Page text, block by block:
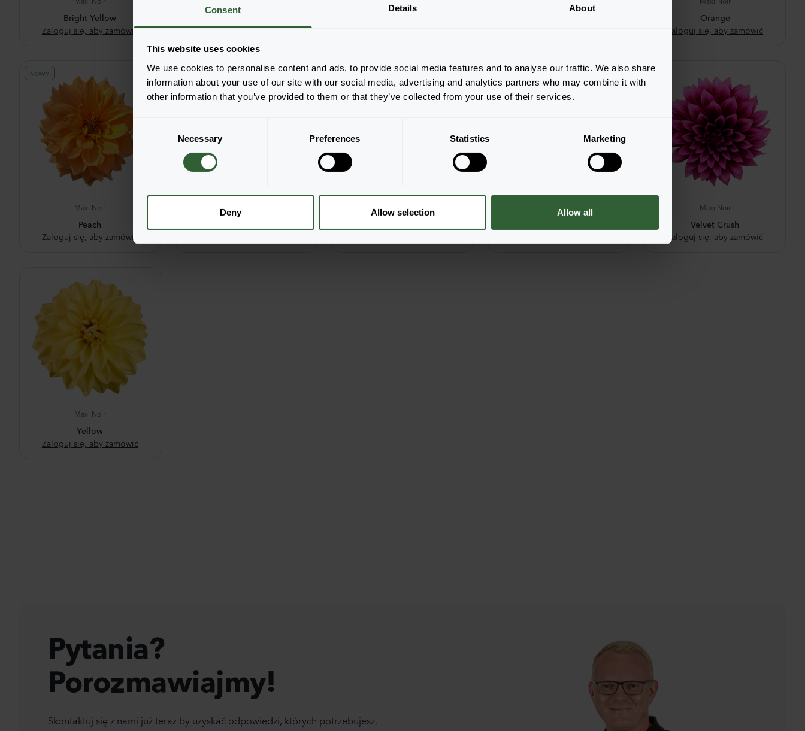
Consent Details About
This website uses cookies
We use cookies to personalise content and ads, to provide social media features and to analyse our traffic. We also share
information about your use of our site with our social media, advertising and analytics partners who may combine it with
other information that you’ve provided to them or that they’ve collected from your use of their services.
o
n
e
Necessary Preferences Statistics Marketing
Deny Allow selection Allow all
Bright Yellow
Zaloguj się, aby zamówić
Golden Yellow
Zaloguj się, aby zamówić
Orange
Zaloguj się, aby zamówić
NOWY
Maxi Noir
Peach
Zaloguj się, aby zamówić
Maxi Noir Maxi Noir Maxi Noir
Velvet Crush
Zaloguj się, aby zamówić
Maxi Noir
Yellow
Zaloguj się, aby zamówić
Pytania?
Porozmawiajmy!
Skontaktuj się z nami już teraz by uzyskać odpowiedzi, których potrzebujesz.